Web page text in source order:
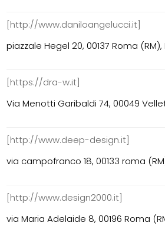
[http://www.daniloangelucci.it]
piazzale Hegel 20, 00137 Roma (RM),
[https://dra-w.it]
Via Menotti Garibaldi 74, 00049
[http://www.deep-design.it]
via campofranco 18, 00133 roma
[http://www.design2000.it]
via Maria Adelaide 8, 00196 Roma